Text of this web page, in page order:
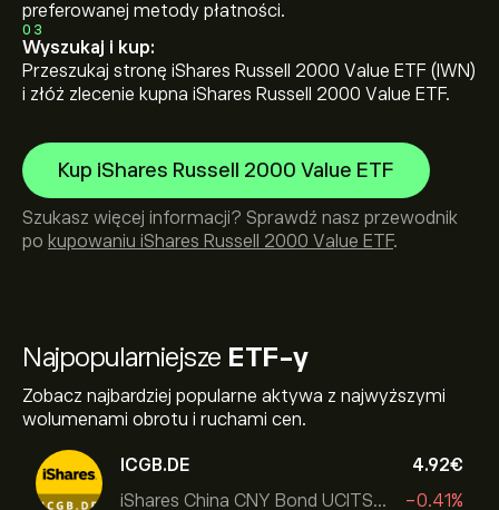
Najpopularniejsze ETF-y
Zobacz najbardziej popularne aktywa z najwyższymi
wolumenami obrotu i ruchami cen.
ICGB.DE
iShares China CNY Bond UCITS ETF
4.92‎€‎
-0.41%
preferowanej metody płatności.
03
Wyszukaj i kup:
Przeszukaj stronę iShares Russell 2000 Value ETF (IWN)
i złóż zlecenie kupna iShares Russell 2000 Value ETF.
Kup iShares Russell 2000 Value ETF
Szukasz więcej informacji? Sprawdź nasz przewodnik
po kupowaniu iShares Russell 2000 Value ETF.